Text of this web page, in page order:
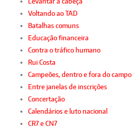
Voltando ao TAD
Batalhas comuns
Educação financeira
Contra o tráfico humano
Rui Costa
Campeões, dentro e fora do campo
Entre janelas de inscrições
Concertação
Calendários e luto nacional
CR7 e CN7